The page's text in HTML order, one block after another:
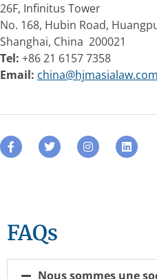
26F, Infinitus Tower
No. 168, Hubin Road,
Shanghai, China 200021
Tel: +86 21 6157 7358
Email: china@hjmasialaw.com
FAQs
Nous sommes une